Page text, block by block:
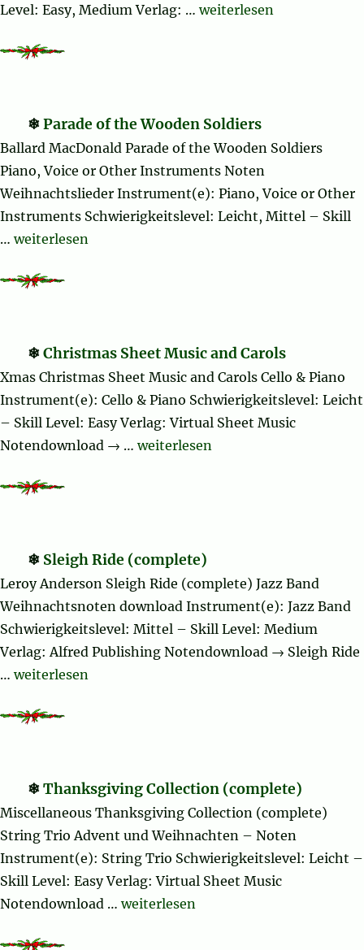
Level: Easy, Medium Verlag: …„Call Me Claus“
weiterlesen
Parade of the Wooden Soldiers
Ballard MacDonald Parade of the Wooden Soldiers
Piano, Voice or Other Instruments Noten
Weihnachtslieder Instrument(e): Piano, Voice or Other
Instruments Schwierigkeitslevel: Leicht, Mittel – Skill
…„Parade of the Wooden Soldiers“
weiterlesen
Christmas Sheet Music and Carols
Xmas Christmas Sheet Music and Carols Cello & Piano
Instrument(e): Cello & Piano Schwierigkeitslevel: Leicht
– Skill Level: Easy Verlag: Virtual Sheet Music
Notendownload → …„Christmas Sheet Music and
weiterlesen
Sleigh Ride (complete)
Leroy Anderson Sleigh Ride (complete) Jazz Band
Weihnachtsnoten download Instrument(e): Jazz Band
Schwierigkeitslevel: Mittel – Skill Level: Medium
Verlag: Alfred Publishing Notendownload → Sleigh Ride
…„Sleigh Ride (complete)“
weiterlesen
Thanksgiving Collection (complete)
Miscellaneous Thanksgiving Collection (complete)
String Trio Advent und Weihnachten – Noten
Instrument(e): String Trio Schwierigkeitslevel: Leicht –
Skill Level: Easy Verlag: Virtual Sheet Music
Notendownload …„Thanksgiving Collection
weiterlesen